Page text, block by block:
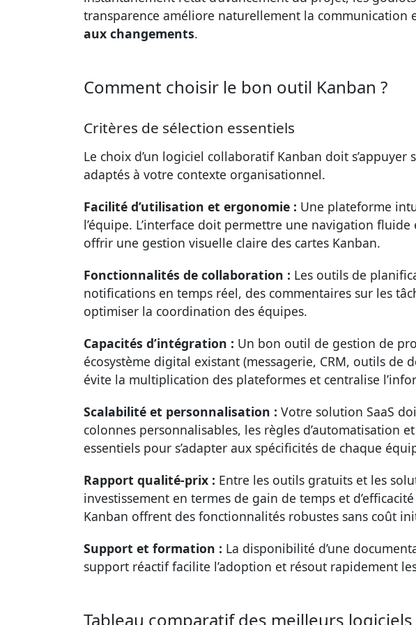
transparence améliore naturellement la communication
aux changements.
Comment choisir le bon outil Kanban ?
Critères de sélection essentiels
Le choix d’un logiciel collaboratif Kanban doit
adaptés à votre contexte organisationnel.
Facilité d’utilisation et ergonomie : Une plateforme
l’équipe. L’interface doit permettre une navigation
offrir une gestion visuelle claire des cartes Kanban.
Fonctionnalités de collaboration : Les outils de
notifications en temps réel, des commentaires sur les
optimiser la coordination des équipes.
Capacités d’intégration : Un bon outil de gestion de
écosystème digital existant (messagerie, CRM, outils de
évite la multiplication des plateformes et centralise
Scalabilité et personnalisation : Votre solution SaaS
colonnes personnalisables, les règles d’automatisation
essentiels pour s’adapter aux spécificités de chaque
Rapport qualité-prix : Entre les outils gratuits et les
investissement en termes de gain de temps et
Kanban offrent des fonctionnalités robustes sans coût
Support et formation : La disponibilité d’une
support réactif facilite l’adoption et résout rapidement
Tableau comparatif des meilleurs logiciels